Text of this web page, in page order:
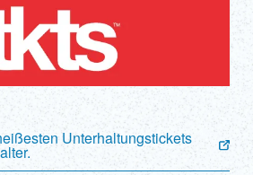
Unterhaltungstickets